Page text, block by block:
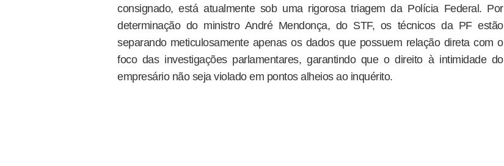
consignado, está atualmente sob uma rigorosa triagem da Polícia Federal. Por
determinação do ministro André Mendonça, do STF, os técnicos da PF estão
separando meticulosamente apenas os dados que possuem relação direta com o
foco das investigações parlamentares, garantindo que o direito à intimidade do
empresário não seja violado em pontos alheios ao inquérito.